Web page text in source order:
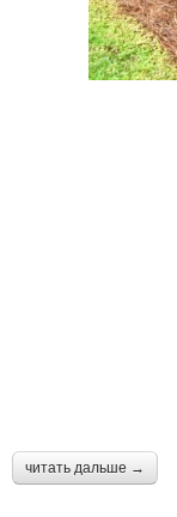
читать дальше →